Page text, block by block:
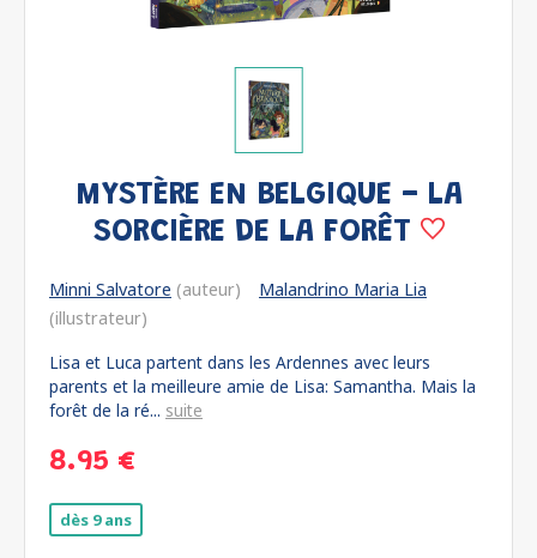
MYSTÈRE EN BELGIQUE - LA
SORCIÈRE DE LA FORÊT
Minni Salvatore (auteur)
Malandrino Maria Lia
(illustrateur)
Lisa et Luca partent dans les Ardennes avec leurs
parents et la meilleure amie de Lisa: Samantha. Mais la
forêt de la ré... suite
8.95 €
dès 9 ans